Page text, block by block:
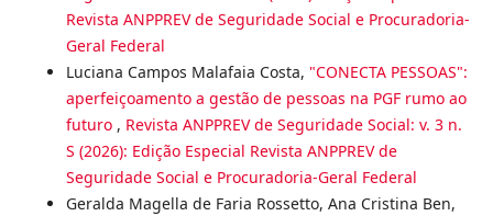
Revista ANPPREV de Seguridade Social e Procuradoria-
Geral Federal
Luciana Campos Malafaia Costa, "CONECTA PESSOAS":
aperfeiçoamento a gestão de pessoas na PGF rumo ao
futuro , Revista ANPPREV de Seguridade Social: v. 3 n.
S (2026): Edição Especial Revista ANPPREV de
Seguridade Social e Procuradoria-Geral Federal
Geralda Magella de Faria Rossetto, Ana Cristina Ben,